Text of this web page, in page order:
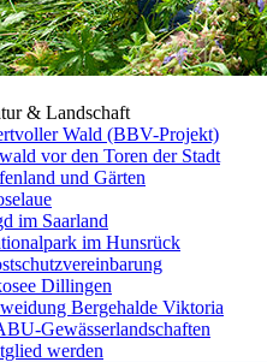
& Landschaft
Wald (BBV-Projekt)
vor den Toren der Stadt
und Gärten
im Saarland
im Hunsrück
Dillingen
Bergehalde Viktoria
Gewässerlandschaften
werden